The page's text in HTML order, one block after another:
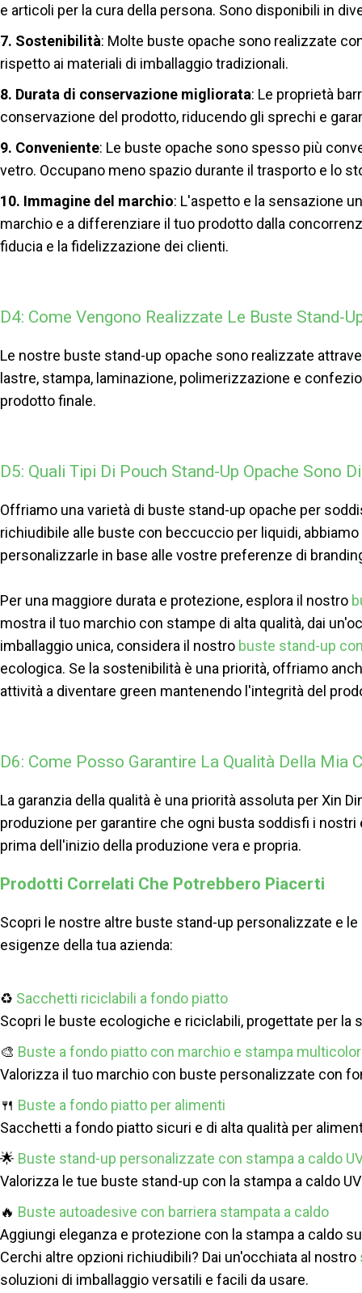
e articoli per la cura della persona. Sono disponibili in
7. Sostenibilità: Molte buste opache sono realizzate
rispetto ai materiali di imballaggio tradizionali.
8. Durata di conservazione migliorata: Le proprietà
conservazione del prodotto, riducendo gli sprechi e
9. Conveniente: Le buste opache sono spesso più
vetro. Occupano meno spazio durante il trasporto e lo
10. Immagine del marchio: L'aspetto e la sensazione
marchio e a differenziare il tuo prodotto dalla
fiducia e la fidelizzazione dei clienti.
D4: Come Vengono Realizzate Le Buste Stand-
Le nostre buste stand-up opache sono realizzate
lastre, stampa, laminazione, polimerizzazione e
prodotto finale.
D5: Quali Tipi Di Pouch Stand-Up Opache Sono
Offriamo una varietà di buste stand-up opache per
richiudibile alle buste con beccuccio per liquidi,
personalizzarle in base alle vostre preferenze di
Per una maggiore durata e protezione, esplora il nostro
mostra il tuo marchio con stampe di alta qualità, dai
imballaggio unica, considera il nostro buste stand-up
ecologica. Se la sostenibilità è una priorità, offriamo
attività a diventare green mantenendo l'integrità del
D6: Come Posso Garantire La Qualità Della Mia
La garanzia della qualità è una priorità assoluta per Xin
produzione per garantire che ogni busta soddisfi i
prima dell'inizio della produzione vera e propria.
Prodotti Correlati Che Potrebbero Piacerti
Scopri le nostre altre buste stand-up personalizzate e
esigenze della tua azienda:
♻️ Sacchetti riciclabili a fondo piatto
Scopri le buste ecologiche e riciclabili, progettate per la
🎨 Buste a fondo piatto con marchio e stampa
Valorizza il tuo marchio con buste personalizzate con
🍴 Buste a fondo piatto per alimenti
Sacchetti a fondo piatto sicuri e di alta qualità per
🌟 Buste stand-up personalizzate con stampa a caldo
Valorizza le tue buste stand-up con la stampa a caldo
🔥 Buste autoadesive con barriera stampata a caldo
Aggiungi eleganza e protezione con la stampa a caldo
Cerchi altre opzioni richiudibili? Dai un'occhiata al nostro
soluzioni di imballaggio versatili e facili da usare.